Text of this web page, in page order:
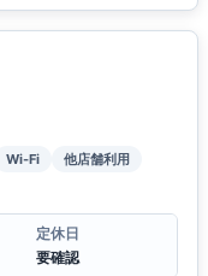
Wi-Fi
他店舗利用
定休日
要確認